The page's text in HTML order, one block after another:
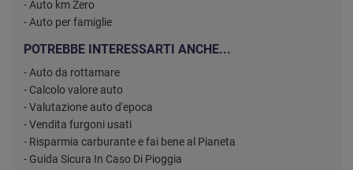
- Auto km Zero
- Auto per famiglie
POTREBBE INTERESSARTI ANCHE...
- Auto da rottamare
- Calcolo valore auto
- Valutazione auto d'epoca
- Vendita furgoni usati
- Risparmia carburante e fai bene al Pianeta
- Guida Sicura In Caso Di Pioggia